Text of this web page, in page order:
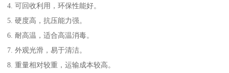
4. 可回收利用，环保性能好。
5. 硬度高，抗压能力强。
6. 耐高温，适合高温消毒。
7. 外观光滑，易于清洁。
8. 重量相对较重，运输成本较高。